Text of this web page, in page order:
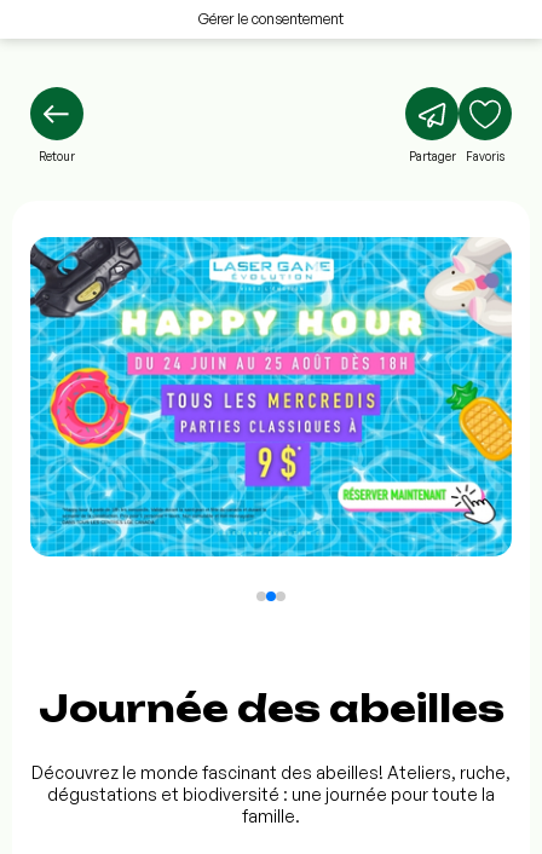
Gérer le consentement
Retour Partager Favoris
Journée des abeilles
Découvrez le monde fascinant des abeilles! Ateliers, ruche,
dégustations et biodiversité : une journée pour toute la
famille.